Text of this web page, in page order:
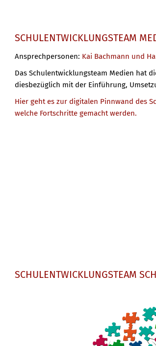
SCHULENTWICKLUNGSTEAM
Ansprechpersonen: Kai Bachmann und
Das Schulentwicklungsteam Medien hat
diesbezüglich mit der Einführung,
Hier geht es zur digitalen Pinnwand des
welche Fortschritte gemacht werden.
SCHULENTWICKLUNGSTEAM